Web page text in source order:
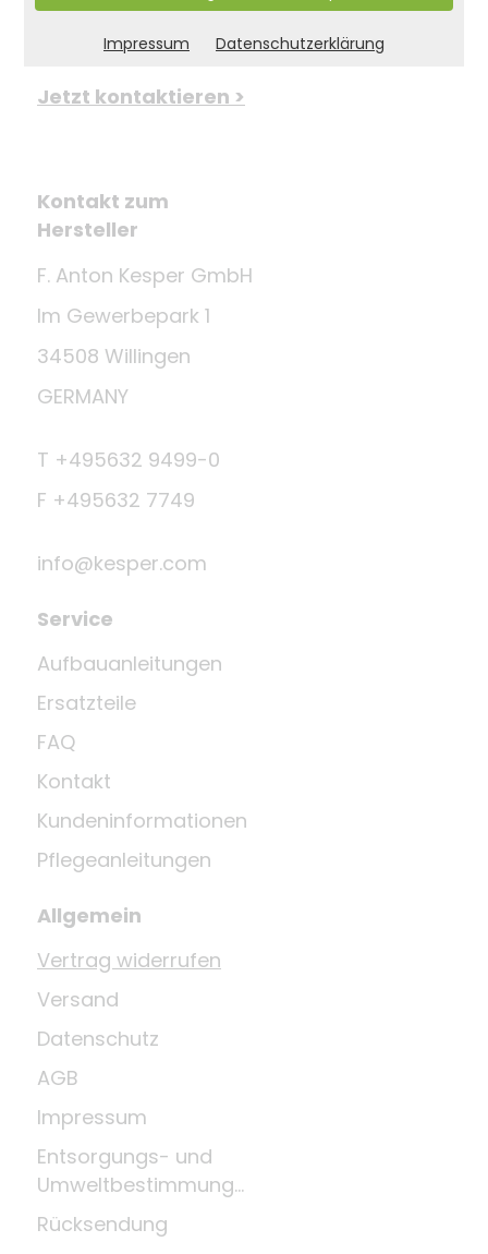
Kontaktieren Sie uns gerne.
Jetzt kontaktieren >
Kontakt zum
Hersteller
F. Anton Kesper GmbH
Im Gewerbepark 1
34508 Willingen
GERMANY
T +495632 9499-0
F +495632 7749
info@kesper.com
Service
Aufbauanleitungen
Ersatzteile
FAQ
Kontakt
Kundeninformationen
Pflegeanleitungen
Allgemein
Vertrag widerrufen
Versand
Datenschutz
AGB
Impressum
Entsorgungs- und
Umweltbestimmungen
Rücksendung
Impressum Datenschutzerklärung